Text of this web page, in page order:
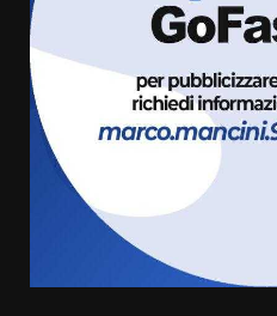
6 Agosto
Carta
di
Comune di
6 Agosto
La Banda